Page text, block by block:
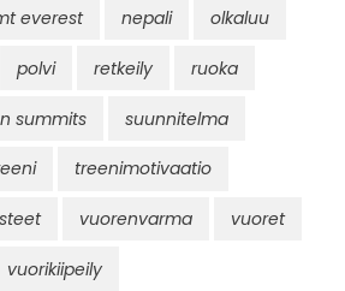
everest nepali olkaluu
polvi retkeily ruoka
summits suunnitelma
treenimotivaatio
vuorenvarma vuoret
vuorikiipeily